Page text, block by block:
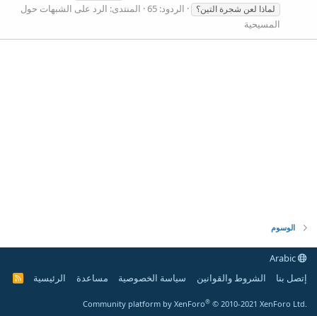
لماذا لعن شجرة التين؟
الردود: 65 المنتدى: الرد على الشبهات حول
المسيحية
الوسوم
إتصل بنا
الشروط والقوانين سياسة الخصوصية مساعدة الرئيسية
R
Community platform by XenForo® © 2010-2021 XenForo Ltd.